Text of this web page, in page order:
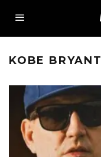
KOBE BRYANT